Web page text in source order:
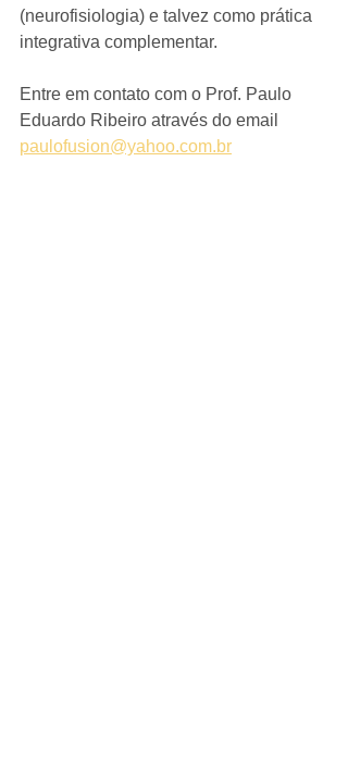
(neurofisiologia) e talvez como prática
integrativa complementar.
Entre em contato com o Prof. Paulo
Eduardo Ribeiro através do email
paulofusion@yahoo.com.br